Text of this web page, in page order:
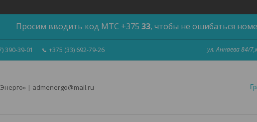
Просим вводить код МТС +375 33, чтобы не ошибаться
390-39-01 +375 (33) 692-79-26 ул. Аннаева 84/
| admenergo@mail.ru